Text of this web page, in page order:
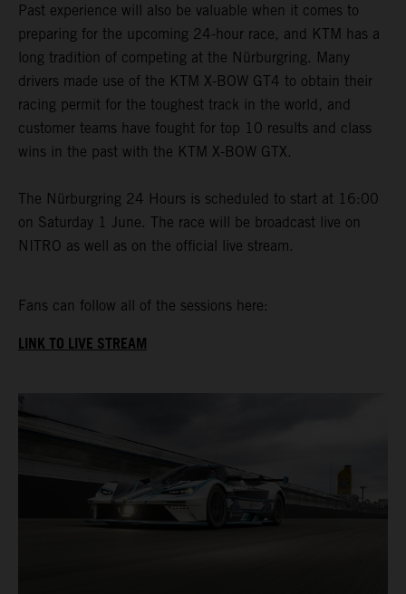
Past experience will also be valuable when it comes to
preparing for the upcoming 24-hour race, and KTM has a
long tradition of competing at the Nürburgring. Many
drivers made use of the KTM X-BOW GT4 to obtain their
racing permit for the toughest track in the world, and
customer teams have fought for top 10 results and class
wins in the past with the KTM X-BOW GTX.
The Nürburgring 24 Hours is scheduled to start at 16:00
on Saturday 1 June. The race will be broadcast live on
NITRO as well as on the official live stream.
Fans can follow all of the sessions here:
LINK TO LIVE STREAM